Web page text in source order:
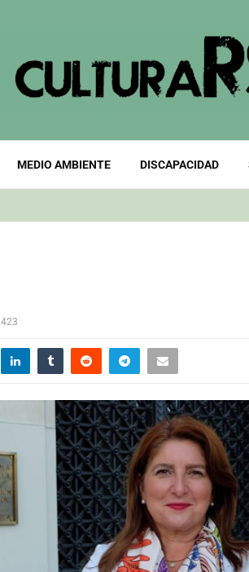
MEDIO AMBIENTE DISCAPACIDAD
423